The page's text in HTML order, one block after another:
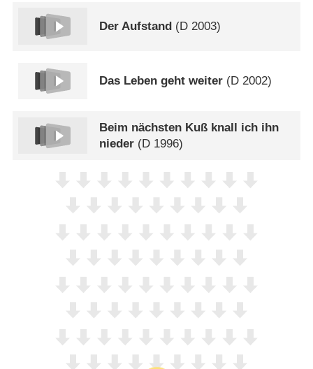
Der Aufstand (D 2003)
Das Leben geht weiter (D 2002)
Beim nächsten Kuß knall ich ihn
nieder (D 1996)